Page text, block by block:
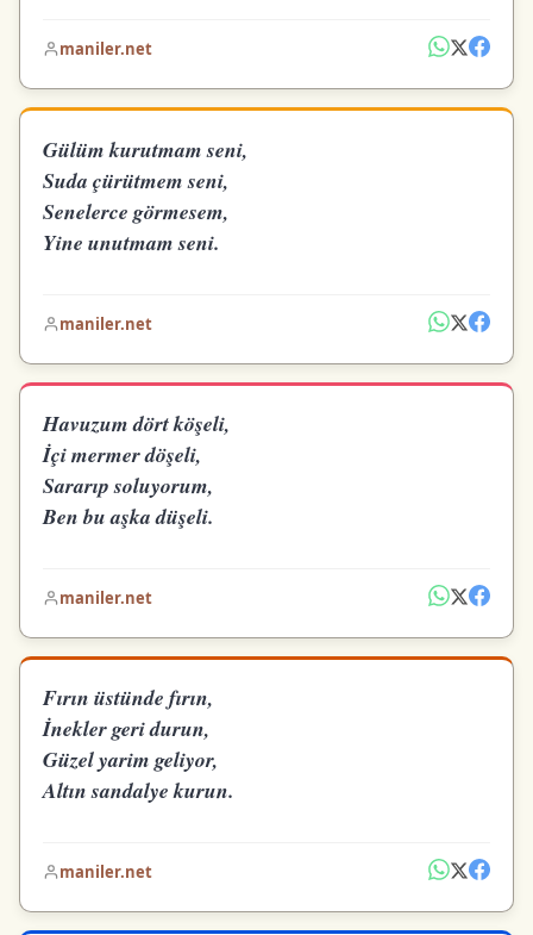
maniler.net
Gülüm kurutmam seni,
Suda çürütmem seni,
Senelerce görmesem,
Yine unutmam seni.
maniler.net
Havuzum dört köşeli,
İçi mermer döşeli,
Sararıp soluyorum,
Ben bu aşka düşeli.
maniler.net
Fırın üstünde fırın,
İnekler geri durun,
Güzel yarim geliyor,
Altın sandalye kurun.
maniler.net